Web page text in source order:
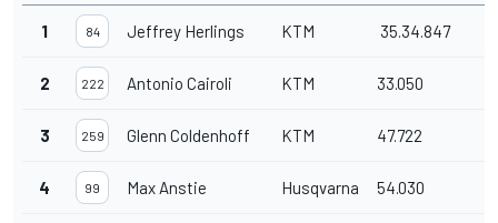
1 84 Jeffrey Herlings KTM 35.34.847
2 222 Antonio Cairoli KTM 33.050
3 259 Glenn Coldenhoff KTM 47.722
4 99 Max Anstie Husqvarna 54.030